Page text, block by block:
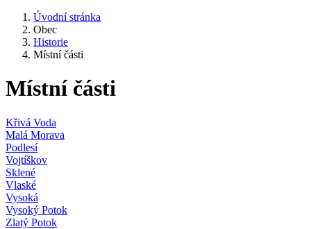
Úvodní stránka
Obec
Historie
Místní části
Místní části
Křivá Voda
Malá Morava
Podlesí
Vojtíškov
Sklené
Vlaské
Vysoká
Vysoký Potok
Zlatý Potok